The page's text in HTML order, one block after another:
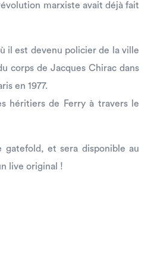
marxiste avait déjà fait
il est devenu policier de la ville
corps de Jacques Chirac dans
en 1977.
héritiers de Ferry à travers le
et sera disponible au
live original !